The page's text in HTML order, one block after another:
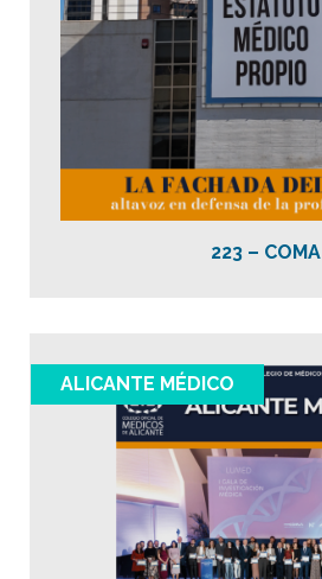
223 – COMA
ALICANTE MÉDICO